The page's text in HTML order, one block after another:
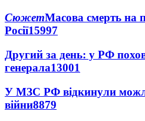
СюжетМасова смерть на
Росії15997
Другий за день: у РФ
генерала13001
У МЗС РФ відкинули
війни8879